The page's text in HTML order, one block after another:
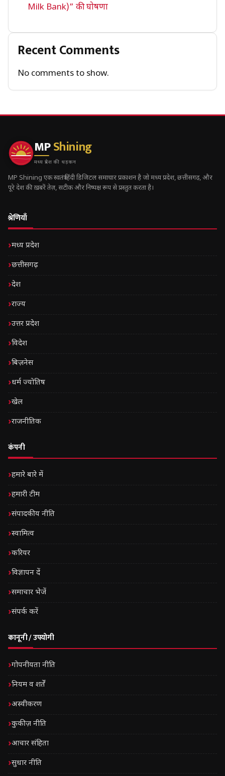
Milk Bank)” की घोषणा
Recent Comments
No comments to show.
MPShining
मध्य प्रदेश की धड़कन
MP Shining एक स्वतंत्र हिंदी डिजिटल समाचार प्रकाशन है जो मध्य प्रदेश, छत्तीसगढ़, और
पूरे देश की ख़बरें तेज़, सटीक और निष्पक्ष रूप से प्रस्तुत करता है।
श्रेणियाँ
मध्य प्रदेश
छत्तीसगढ़
देश
राज्य
उत्तर प्रदेश
विदेश
बिज़नेस
धर्म ज्योतिष
खेल
राजनीतिक
कंपनी
हमारे बारे में
हमारी टीम
संपादकीय नीति
स्वामित्व
करियर
विज्ञापन दें
समाचार भेजें
संपर्क करें
कानूनी / उपयोगी
गोपनीयता नीति
नियम व शर्तें
अस्वीकरण
कुकीज़ नीति
आचार संहिता
सुधार नीति